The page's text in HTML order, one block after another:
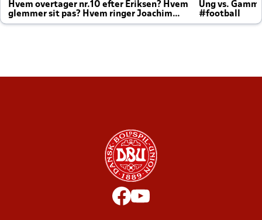
Hvem overtager nr.10 efter Eriksen? Hvem
glemmer sit pas? Hvem ringer Joachim
altid til efter kampe?
Ung vs.
#football